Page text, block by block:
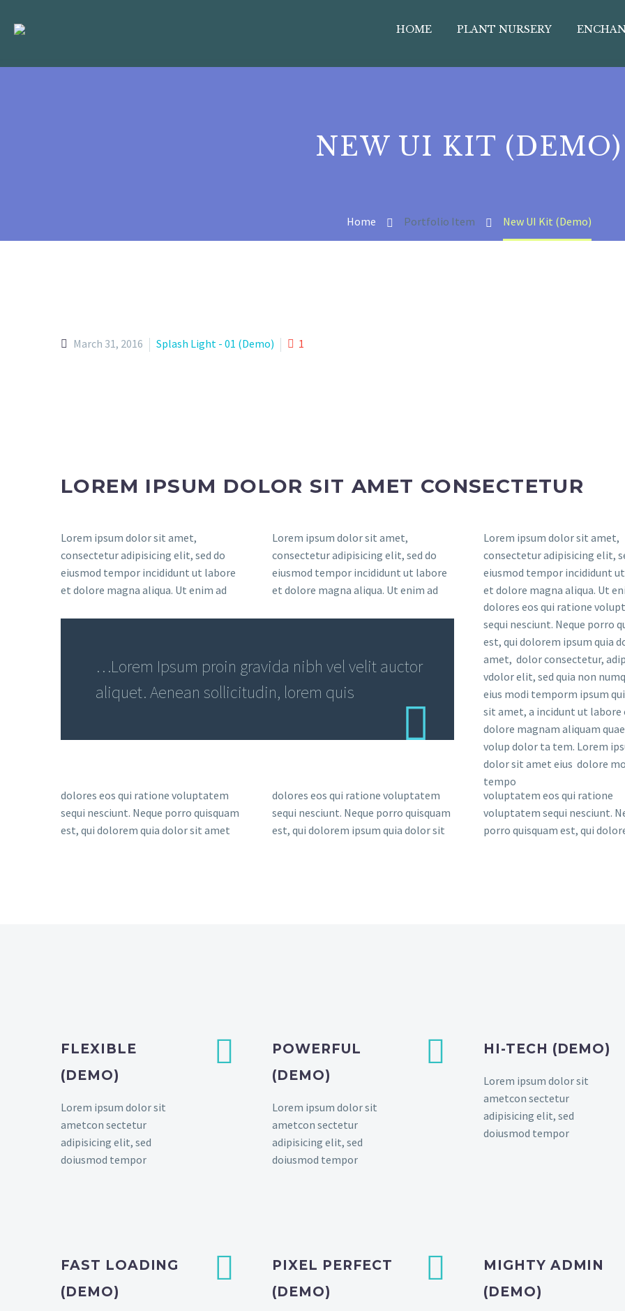
HOME PLANT NURSERY
NEW UI KIT (DEMO)
Home Portfolio Item New UI Kit (Demo)
March 31, 2016 Splash Light - 01 (Demo) 1
LOREM IPSUM DOLOR SIT AMET CONSECTETUR
Lorem ipsum dolor sit amet,
consectetur adipisicing elit, sed do
eiusmod tempor incididunt ut labore
et dolore magna aliqua. Ut enim ad
Lorem ipsum dolor sit amet,
consectetur adipisicing elit, sed do
eiusmod tempor incididunt ut labore
et dolore magna aliqua. Ut enim ad
Lorem ipsum dolor sit amet,
consectetur adipisicing elit,
eiusmod tempor incididunt
et dolore magna aliqua. Ut
…Lorem Ipsum proin gravida nibh vel velit auctor
aliquet. Aenean sollicitudin, lorem quis
dolores eos qui ratione
sequi nesciunt. Neque porro
est, qui dolorem ipsum quia
amet, dolor consectetur,
vdolor elit, sed quia non
eius modi temporm ipsum
sit amet, a incidunt ut labore
dolore magnam aliquam
volup dolor ta tem. Lorem
dolor sit amet eius dolore
tempo
dolores eos qui ratione voluptatem
sequi nesciunt. Neque porro quisquam
est, qui dolorem quia dolor sit amet
dolores eos qui ratione voluptatem
sequi nesciunt. Neque porro quisquam
est, qui dolorem ipsum quia dolor sit
voluptatem eos qui ratione
voluptatem sequi nesciunt.
porro quisquam est, qui
FLEXIBLE
(DEMO)
Lorem ipsum dolor sit
ametcon sectetur
adipisicing elit, sed
doiusmod tempor


POWERFUL
(DEMO)
Lorem ipsum dolor sit
ametcon sectetur
adipisicing elit, sed
doiusmod tempor

 HI-TECH (DEMO)
Lorem ipsum dolor sit
ametcon sectetur
adipisicing elit, sed
doiusmod tempor
FAST LOADING
(DEMO)


PIXEL PERFECT
(DEMO)


MIGHTY ADMIN
(DEMO)